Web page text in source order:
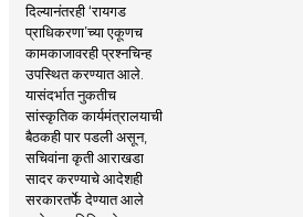
दिल्यानंतरही ‘रायगड
प्राधिकरणा’च्या एकूणच
कामकाजावरही प्रश्नचिन्ह
उपस्थित करण्यात आले.
यासंदर्भात नुकतीच
सांस्कृतिक कार्यमंत्रालयाची
बैठकही पार पडली असून,
सचिवांना कृती आराखडा
सादर करण्याचे आदेशही
सरकारतर्फे देण्यात आले